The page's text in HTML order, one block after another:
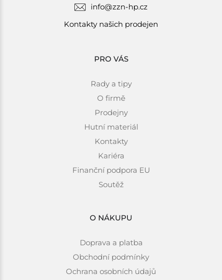
info@zzn-hp.cz
Kontakty našich prodejen
PRO VÁS
Rady a tipy
O firmě
Prodejny
Hutní materiál
Kontakty
Kariéra
Finanční podpora EU
Soutěž
O NÁKUPU
Doprava a platba
Obchodní podmínky
Ochrana osobních údajů